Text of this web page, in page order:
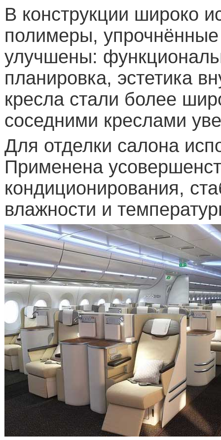
В конструкции широко
полимеры,
улучшены:
планировка, эстетика
кресла стали более
соседними креслами
Для отделки салона
Применена
кондиционирования,
влажности и